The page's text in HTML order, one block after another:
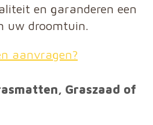
en garanderen een
uw droomtuin.
aanvragen?
Graszaad of